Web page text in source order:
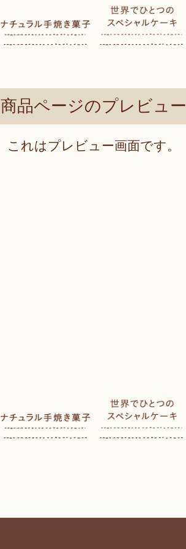
商品ページのプレビュー
これはプレビュー画面です。